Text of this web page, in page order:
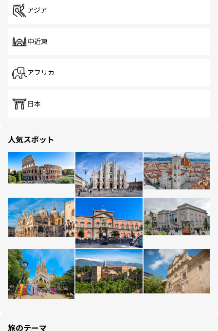
アジア
中近東
アフリカ
日本
人気スポット
旅のテーマ